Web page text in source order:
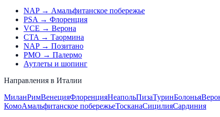
NAP → Амальфитанское побережье
PSA → Флоренция
VCE → Верона
CTA → Таормина
NAP → Позитано
PMO → Палермо
Аутлеты и шопинг
Направления в Италии
МиланРимВенецияФлоренцияНеапольПизаТуринБолонья
КомоАмальфитанское побережьеТосканаСицилияСардиния